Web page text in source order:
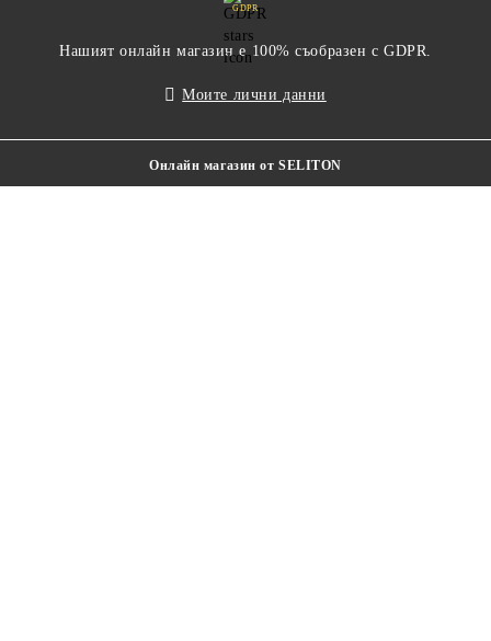
GDPR
Нашият онлайн магазин е 100% съобразен с GDPR.
Моите лични данни
Онлайн магазин от SELITON